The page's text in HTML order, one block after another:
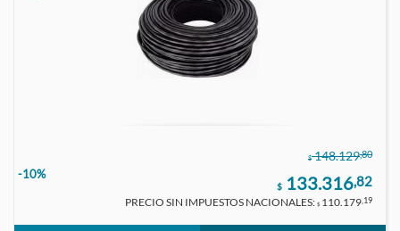
$ 148.129,80
-10%
$ 133.316,82
PRECIO SIN IMPUESTOS NACIONALES: $ 110.179,19